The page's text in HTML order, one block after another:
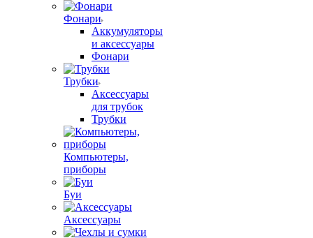
Фонари
Аккумуляторы
и аксессуары
Фонари
Трубки
Аксессуары
для трубок
Трубки
Компьютеры,
приборы
Буи
Аксессуары